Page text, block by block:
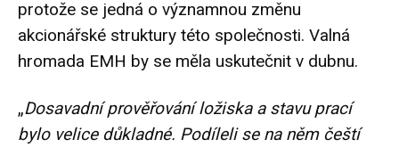
protože se jedná o významnou změnu
akcionářské struktury této společnosti. Valná
hromada EMH by se měla uskutečnit v dubnu.
„Dosavadní prověřování ložiska a stavu prací
bylo velice důkladné. Podíleli se na něm čeští